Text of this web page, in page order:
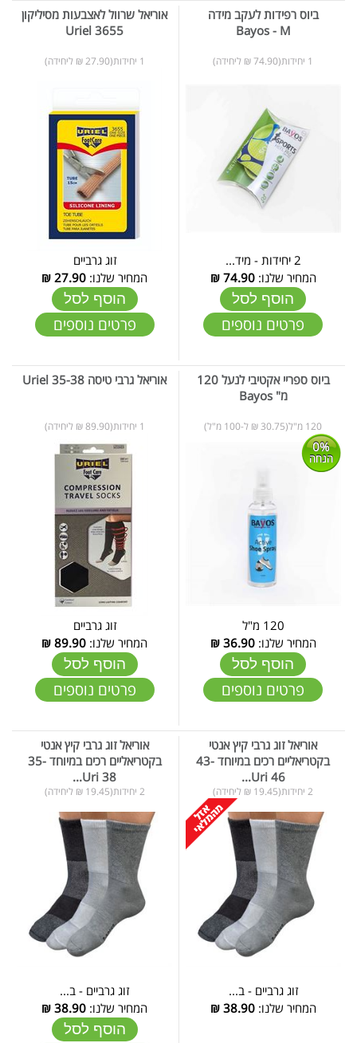
ביוס רפידות לעקב מידה
Bayos - M
1 יחידות(74.90 ₪ ליחידה)
2 יחידות - מיד...
המחיר שלנו:74.90
₪
הוסף לסל
פרטים נוספים
אוריאל שרוול לאצבעות מסיליקון
3655 Uriel
1 יחידות(27.90 ₪ ליחידה)
זוג גרביים
המחיר שלנו: 27.90
₪
הוסף לסל
פרטים נוספים
ביוס ספריי אקטיבי לנעל 120
מ" Bayos
120 מ"ל(30.75 ₪ ל-100 מ"ל)
0%
הנחה
120 מ"ל
המחיר שלנו:36.90
₪
הוסף לסל
פרטים נוספים
אוריאל גרבי טיסה 35-38 Uriel
1 יחידות(89.90 ₪ ליחידה)
זוג גרביים
המחיר שלנו: 89.90
₪
הוסף לסל
פרטים נוספים
אוריאל זוג גרבי קיץ אנטי
בקטריאליים רכים במיוחד 43-
46 Uri...
2 יחידות(19.45 ₪ ליחידה)
זוג גרביים - ב...
המחיר שלנו:38.90
₪
אוריאל זוג גרבי קיץ אנטי
בקטריאליים רכים במיוחד 35-
38 Uri...
2 יחידות(19.45 ₪ ליחידה)
זוג גרביים - ב...
המחיר שלנו: 38.90
₪
הוסף לסל